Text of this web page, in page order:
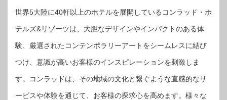
世界5大陸に40軒以上のホテルを展開しているコンラッド・ホ
テルズ&リゾーツは、大胆なデザインやインパクトのある体
験、厳選されたコンテンポラリーアートをシームレスに結び
つけ、意識が高いお客様のインスピレーションを刺激しま
す。コンラッドは、その地域の文化と繋ぐような直感的なサ
ービスや体験を通じて、お客様の探求心を高めます。様々な